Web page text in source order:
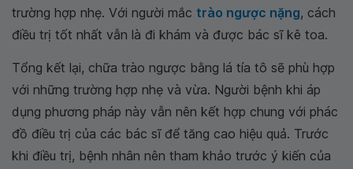
trường hợp nhẹ. Với người mắc trào ngược nặng, cách
điều trị tốt nhất vẫn là đi khám và được bác sĩ kê toa.
Tổng kết lại, chữa trào ngược bằng lá tía tô sẽ phù hợp
với những trường hợp nhẹ và vừa. Người bệnh khi áp
dụng phương pháp này vẫn nên kết hợp chung với phác
đồ điều trị của các bác sĩ để tăng cao hiệu quả. Trước
khi điều trị, bệnh nhân nên tham khảo trước ý kiến của